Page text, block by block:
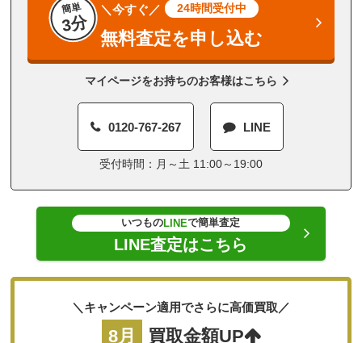
簡単
3分
＼今すぐ／ 24時間受付中
無料査定を申し込む
マイページをお持ちのお客様はこちら
0120-767-267 LINE
受付時間：月～土 11:00～19:00
いつものLINEで簡単査定
LINE査定はこちら
＼キャンペーン適用でさらに高価買取／
8月 買取金額UP